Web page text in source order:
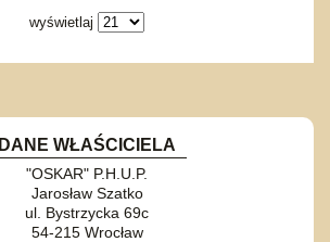
wyświetlaj
DANE WŁAŚCICIELA
"OSKAR" P.H.U.P.
Jarosław Szatko
ul. Bystrzycka 69c
54-215 Wrocław